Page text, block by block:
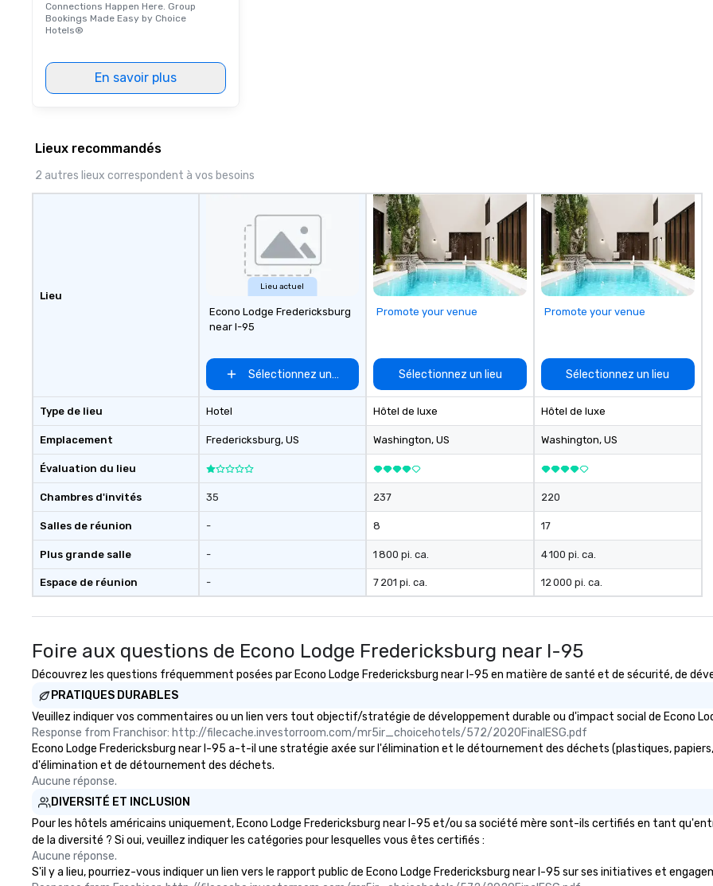
Connections Happen Here. Group
Bookings Made Easy by Choice
Hotels®
En savoir plus
Lieux recommandés
2 autres lieux correspondent à vos besoins
Lieu
Type de lieu
Emplacement
Évaluation du lieu
Chambres d'invités
Salles de réunion
Plus grande salle
Espace de réunion
Lieu actuel
Econo Lodge Fredericksburg
near I-95
Sélectionnez un lieu
Hotel
Fredericksburg, US
35
-
-
-
Promote your venue
Sélectionnez un lieu
Hôtel de luxe
Washington, US
237
8
1 800 pi. ca.
7 201 pi. ca.
Promote your venue
Sélectionnez un lieu
Hôtel de luxe
Washington, US
220
17
4 100 pi. ca.
12 000 pi. ca.
Foire aux questions de Econo Lodge Fredericksburg near I-95
Découvrez les questions fréquemment posées par Econo Lodge Fredericksburg near I-95 en matière de santé et de sécurité, de
PRATIQUES DURABLES
Veuillez indiquer vos commentaires ou un lien vers tout objectif/stratégie de développement durable ou d'impact social de Econo
Response from Franchisor: http://filecache.investorroom.com/mr5ir_choicehotels/572/2020FinalESG.pdf
Econo Lodge Fredericksburg near I-95 a-t-il une stratégie axée sur l'élimination et le détournement des déchets (plastiques,
d'élimination et de détournement des déchets.
Aucune réponse.
DIVERSITÉ ET INCLUSION
Pour les hôtels américains uniquement, Econo Lodge Fredericksburg near I-95 et/ou sa société mère sont-ils certifiés en tant
de la diversité ? Si oui, veuillez indiquer les catégories pour lesquelles vous êtes certifiés :
Aucune réponse.
S'il y a lieu, pourriez-vous indiquer un lien vers le rapport public de Econo Lodge Fredericksburg near I-95 sur ses initiatives et